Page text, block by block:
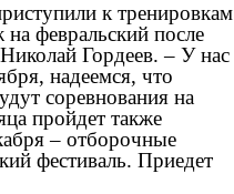
к тренировкам
февральский после
Гордеев. – У нас
надеемся, что
соревнования на
пройдет также
– отборочные
фестиваль. Приедет